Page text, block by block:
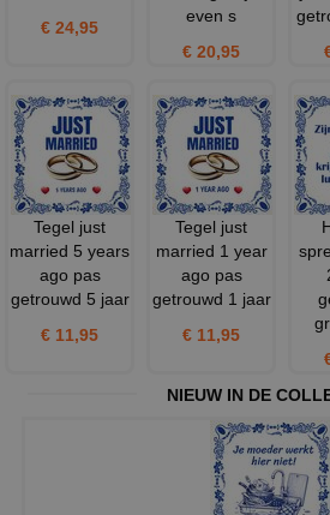
€ 24,95
even s
€ 20,95
Tegel just
married 5 years
ago pas
getrouwd 5 jaar
€ 11,95
Tegel just
married 1 year
ago pas
getrouwd 1 jaar
€ 11,95
NIEUW IN DE